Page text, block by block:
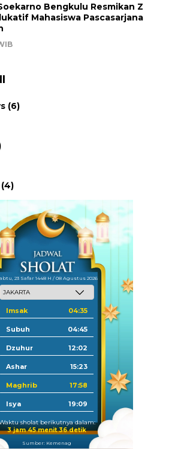
Bengkulu Resmikan Z
Mahasiswa Pascasarjana
(6)
(4)
23 Safar 1448 H / 08 Agustus 2026
Imsak 04:35
Subuh 04:45
Dzuhur 12:02
Ashar 15:23
Maghrib 17:58
Isya 19:09
sholat berikutnya dalam:
3 jam 45 menit 35 detik
Sumber: Kemenag